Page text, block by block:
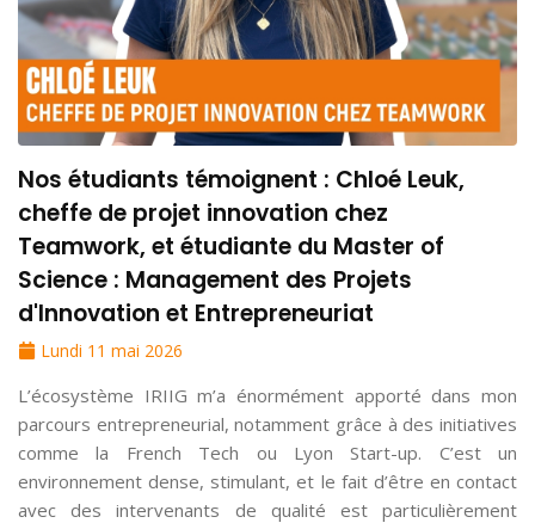
Nos étudiants témoignent : Chloé Leuk,
cheffe de projet innovation chez
Teamwork, et étudiante du Master of
Science : Management des Projets
d'Innovation et Entrepreneuriat
Lundi 11 mai 2026
L’écosystème IRIIG m’a énormément apporté dans mon
parcours entrepreneurial, notamment grâce à des initiatives
comme la French Tech ou Lyon Start-up. C’est un
environnement dense, stimulant, et le fait d’être en contact
avec des intervenants de qualité est particulièrement